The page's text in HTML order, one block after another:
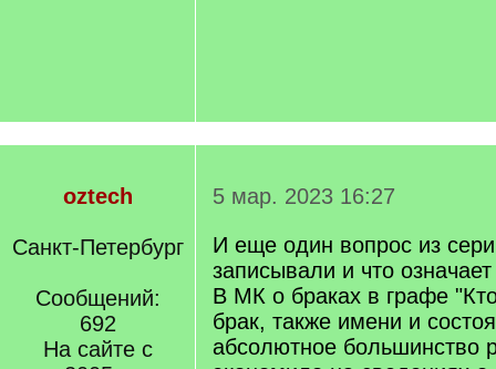
oztech
Санкт-Петербург
Сообщений:
692
На сайте с
5 мар. 2023 16:27
И еще один вопрос из
записывали и что
В МК о браках в графе
брак, также имени и
абсолютное большинство